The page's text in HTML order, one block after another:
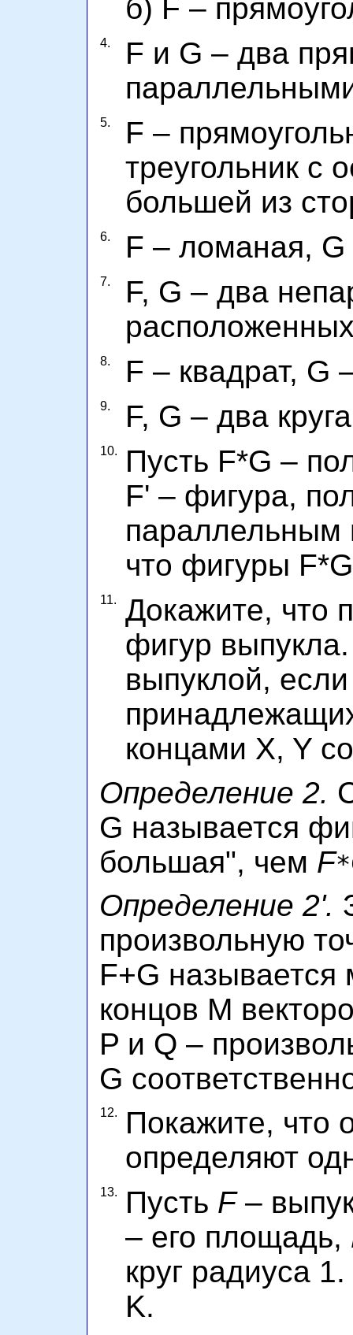
б) F –
4.
F и G – два
5.
F –
треугольник с
большей из
6. F – ломаная, G
7.
F, G – два
8. F – квадрат, G
9. F, G – два
10.
Пусть F*G –
F' – фигура,
параллельным
что фигуры
11.
Докажите, что
фигур
выпуклой,
концами X, Y
Определение 2.
G называется
большая", чем F*
Определение 2'.
произвольную
F+G называется
концов M
P и Q –
G
12.
Покажите, что
определяют
13. Пусть F–
– его площадь,
круг радиуса
K.